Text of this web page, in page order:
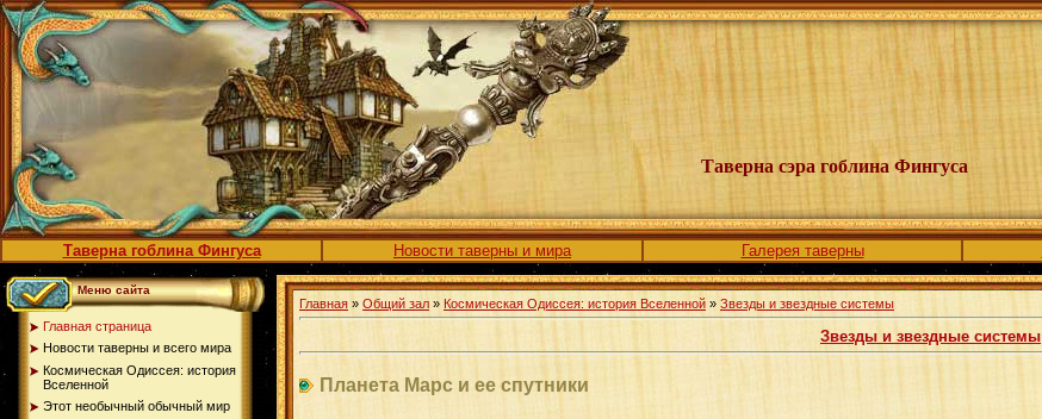
Таверна сэра гоблина Фингуса
Таверна гоблина Фингуса Новости таверны и мира Галерея таверны
Меню сайта
Главная страница
Новости таверны и всего мира
Космическая Одиссея: история
Вселенной
Этот необычный обычный мир
Главная » Общий зал » Космическая Одиссея: история Вселенной » Звезды и звездные системы
Звезды и звездные системы
Планета Марс и ее спутники